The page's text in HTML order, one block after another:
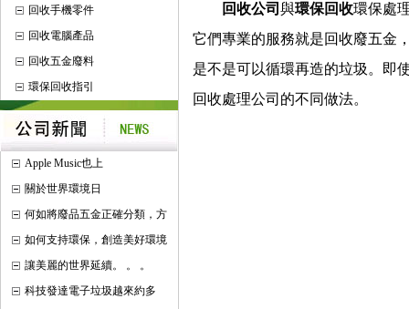
回收手機零件
回收電腦產品
回收五金廢料
環保回收指引
Apple Music也上
關於世界環境日
何如將廢品五金正確分類，方
如何支持環保，創造美好環境
讓美麗的世界延續。 。 。
科技發達電子垃圾越來約多
回收公司 與環保回收環保處
它們專業的服務就是回收廢五金
是不是可以循環再造的垃圾。即
回收處理公司的不同做法。